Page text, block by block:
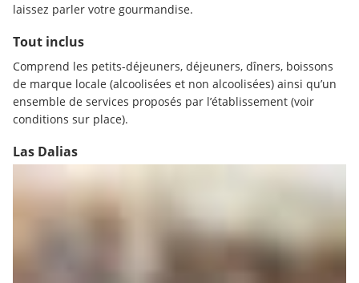
laissez parler votre gourmandise.
Tout inclus
Comprend les petits-déjeuners, déjeuners, dîners, boissons
de marque locale (alcoolisées et non alcoolisées) ainsi qu’un
ensemble de services proposés par l’établissement (voir
conditions sur place).
Las Dalias